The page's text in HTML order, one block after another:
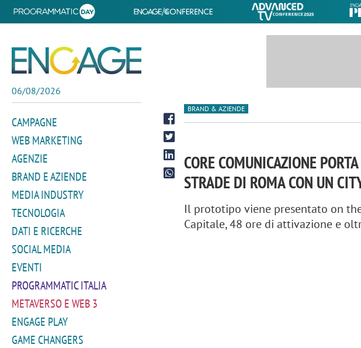
06/08/2026
CAMPAGNE
WEB MARKETING
AGENZIE
BRAND E AZIENDE
MEDIA INDUSTRY
TECNOLOGIA
DATI E RICERCHE
SOCIAL MEDIA
EVENTI
PROGRAMMATIC ITALIA
METAVERSO E WEB 3
ENGAGE PLAY
GAME CHANGERS
BRAND & AZIENDE
CORE COMUNICAZIONE
STRADE DI ROMA CON UN
Il prototipo viene presentato on
Capitale, 48 ore di attivazione e